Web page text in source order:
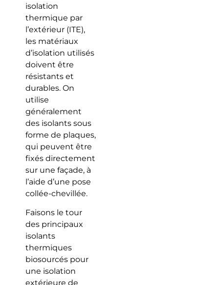
isolation
thermique par
l’extérieur (ITE),
les matériaux
d’isolation utilisés
doivent être
résistants et
durables. On
utilise
généralement
des isolants sous
forme de plaques,
qui peuvent être
fixés directement
sur une façade, à
l’aide d’une pose
collée-chevillée.
Faisons le tour
des principaux
isolants
thermiques
biosourcés pour
une isolation
extérieure de